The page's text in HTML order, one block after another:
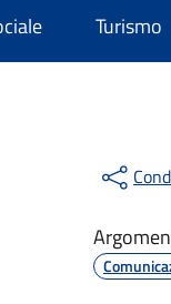
Turismo